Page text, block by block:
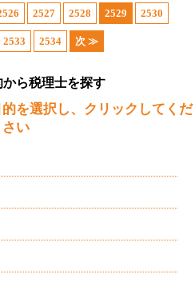
2527 2528 2529 2530
2533 2534 次 ≫
ら税理士を探す
を選択し、クリックしてくだ
さい